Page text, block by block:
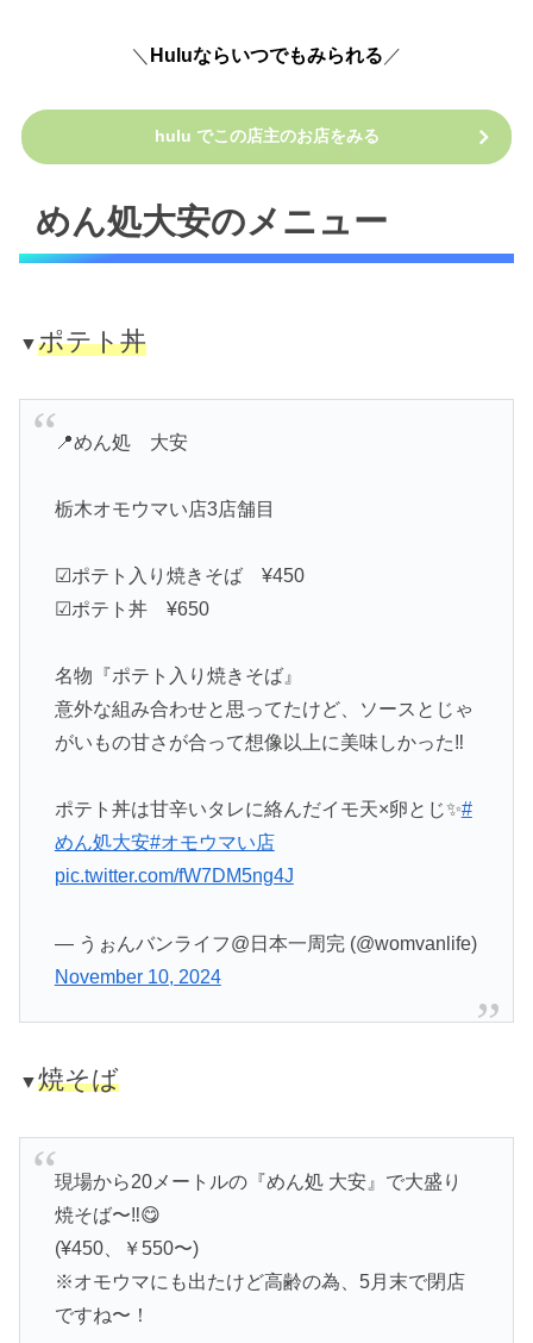
＼ Huluならいつでもみられる ／
hulu でこの店主のお店をみる
めん処大安のメニュー
▼ポテト丼
📍めん処 大安
栃木オモウマい店3店舗目
☑︎ポテト入り焼きそば ¥450
☑︎ポテト丼 ¥650
名物『ポテト入り焼きそば』
意外な組み合わせと思ってたけど、ソースとじゃ
がいもの甘さが合って想像以上に美味しかった‼️
ポテト丼は甘辛いタレに絡んだイモ天×卵とじ✨#
めん処大安#オモウマい店
pic.twitter.com/fW7DM5ng4J
— うぉんバンライフ@日本一周完 (@womvanlife)
November 10, 2024
▼焼そば
現場から20メートルの『めん処 大安』で大盛り
焼そば〜‼️😋
(¥450、￥550〜)
※オモウマにも出たけど高齢の為、5月末で閉店
ですね〜！